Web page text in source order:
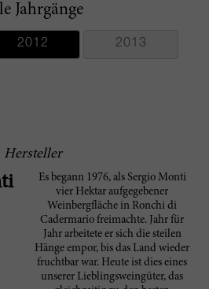
Jahrgänge
2012 2013
Hersteller
Es begann 1976, als Sergio Monti
vier Hektar aufgegebener
Weinbergfläche in Ronchi di
Cadermario freimachte. Jahr für
Jahr arbeitete er sich die steilen
Hänge empor, bis das Land wieder
fruchtbar war. Heute ist dies eines
unserer Lieblingsweingüter, das